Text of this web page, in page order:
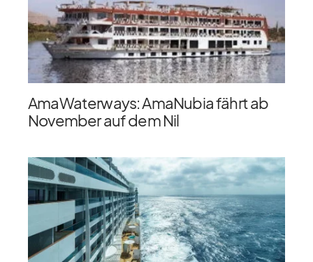
AmaWaterways: AmaNubia fährt ab
November auf dem Nil